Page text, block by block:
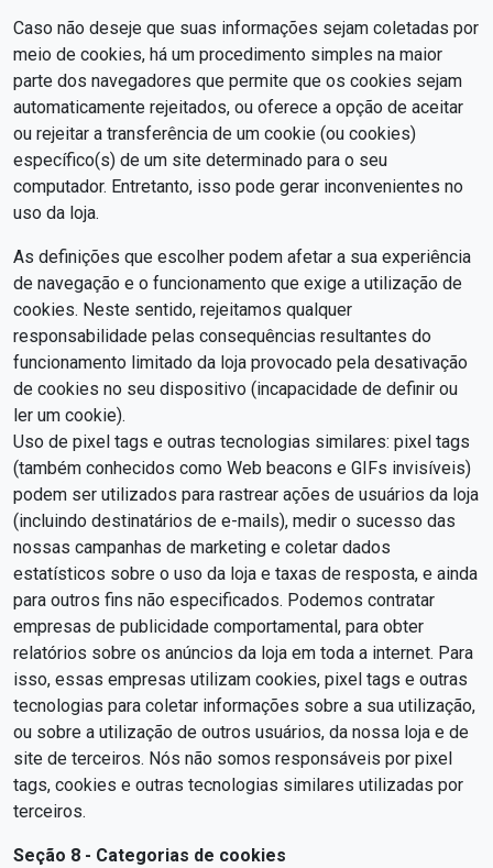
Caso não deseje que suas informações sejam coletadas por
meio de cookies, há um procedimento simples na maior
parte dos navegadores que permite que os cookies sejam
automaticamente rejeitados, ou oferece a opção de aceitar
ou rejeitar a transferência de um cookie (ou cookies)
específico(s) de um site determinado para o seu
computador. Entretanto, isso pode gerar inconvenientes no
uso da loja.
As definições que escolher podem afetar a sua experiência
de navegação e o funcionamento que exige a utilização de
cookies. Neste sentido, rejeitamos qualquer
responsabilidade pelas consequências resultantes do
funcionamento limitado da loja provocado pela desativação
de cookies no seu dispositivo (incapacidade de definir ou
ler um cookie).
Uso de pixel tags e outras tecnologias similares: pixel tags
(também conhecidos como Web beacons e GIFs invisíveis)
podem ser utilizados para rastrear ações de usuários da loja
(incluindo destinatários de e-mails), medir o sucesso das
nossas campanhas de marketing e coletar dados
estatísticos sobre o uso da loja e taxas de resposta, e ainda
para outros fins não especificados. Podemos contratar
empresas de publicidade comportamental, para obter
relatórios sobre os anúncios da loja em toda a internet. Para
isso, essas empresas utilizam cookies, pixel tags e outras
tecnologias para coletar informações sobre a sua utilização,
ou sobre a utilização de outros usuários, da nossa loja e de
site de terceiros. Nós não somos responsáveis por pixel
tags, cookies e outras tecnologias similares utilizadas por
terceiros.
Seção 8 - Categorias de cookies